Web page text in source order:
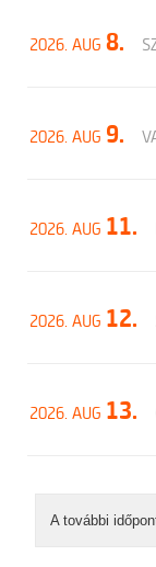
2026. AUG 8.
2026. AUG 9.
2026. AUG 11.
2026. AUG 12.
2026. AUG 13.
A további